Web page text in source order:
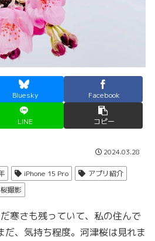
Bluesky Facebook
LINE コピー
2024.03.28
iPhone 15 Pro
アプリ紹介
桜撮影
寒さも残っていて、私の住んで
だ、気持ち程度。河津桜は見れま